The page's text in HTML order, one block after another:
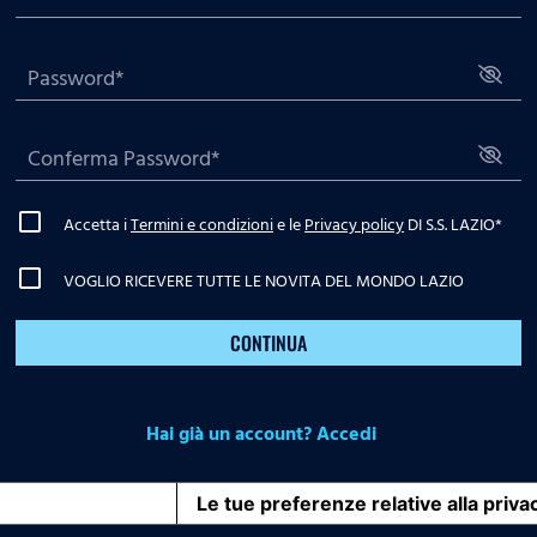
Accetta iTermini e condizionie lePrivacy policyDI S.S. LAZIO*
VOGLIO RICEVERE TUTTE LE NOVITA DEL MONDO LAZIO
CONTINUA
Hai già un account? Accedi
Le tue preferenze relative alla